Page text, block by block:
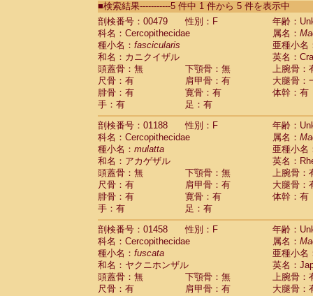
CebidaeSaguinus labiatus(0)
Cebidae Saguinus leucopus (0)
CebidaeSaguinus midas
CebidaeSaguinus mystax
CebidaeSaguinus nigricollis (1)
Cebidae Saguinus oedipus
Cebidae Saguinus weddelli
Cebidae Saguinusspp.
Cebidae Aotus trivirgatus
Cebidae Cebus albifrons
CebidaeCebus apella
Cebidae
CebidaeCebus nigrivittatus
Cebidae Cebusspp.(0)
Cebidae Saimiri boliviensis
Cebidae Saimiri sciureus
Atelidae Alouatta caraya
AtelidaeAlouatta fusca
AtelidaeAlouatta seniculus
AtelidaeAlouatta
Atelidae Ateles belzebuth
Atelidae Ateles geoffroyi
Atelidae Ateles paniscus
■検索結果-----------5 件中 1 件から 5 件を表示中
剖検番号：00479
性別：F
年齢：
科名：Cercopithecidae
属名：
種小名： fascicularis
亜種小名
和名：カニクイザル
英名：
頭蓋骨：無
下顎骨：無
上腕骨：
尺骨：有
肩甲骨：有
大腿骨：
腓骨：有
寛骨：有
体幹：有
手：有
足：有
剖検番号：01188
性別：F
年齢：
科名：Cercopithecidae
属名：
種小名： mulatta
亜種小名
和名：アカゲザル
英名：
頭蓋骨：無
下顎骨：無
上腕骨：
尺骨：有
肩甲骨：有
大腿骨：
腓骨：有
寛骨：有
体幹：有
手：有
足：有
剖検番号：01458
性別：F
年齢：
科名：Cercopithecidae
属名：
種小名： fuscata
亜種小名
和名：ヤクニホンザル
英名：
頭蓋骨：無
下顎骨：無
上腕骨：
尺骨：有
肩甲骨：有
大腿骨：